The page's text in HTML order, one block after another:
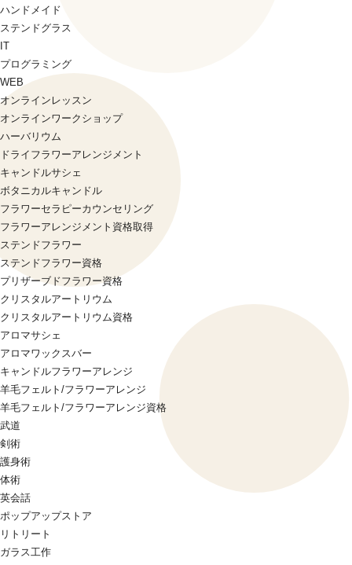
ハンドメイド
ステンドグラス
IT
プログラミング
WEB
オンラインレッスン
オンラインワークショップ
ハーバリウム
ドライフラワーアレンジメント
キャンドルサシェ
ボタニカルキャンドル
フラワーセラピーカウンセリング
フラワーアレンジメント資格取得
ステンドフラワー
ステンドフラワー資格
プリザーブドフラワー資格
クリスタルアートリウム
クリスタルアートリウム資格
アロマサシェ
アロマワックスバー
キャンドルフラワーアレンジ
羊毛フェルト/フラワーアレンジ
羊毛フェルト/フラワーアレンジ資格
武道
剣術
護身術
体術
英会話
ポップアップストア
リトリート
ガラス工作